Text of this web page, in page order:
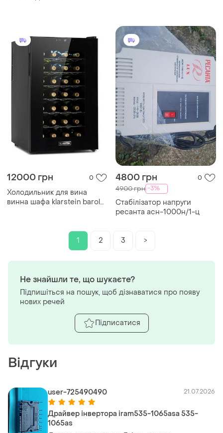
12000 грн 0
Холодильник для вина
винна шафа klarstein barolo
4800 грн 0
4900 грн -3%
Стабілізатор напруги
ресанта асн-1000н/1-ц
1 2 3 >
Відгуки
user-725490490 21.07.2026
Драйвер інвертора iram535-1065asa 535-
1065as
Не знайшли те, що шукаєте?
Підпишіться на пошук, щоб дізнаватися про появу
нових речей
Підписатися